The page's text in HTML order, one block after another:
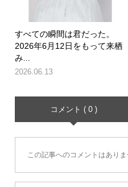
すべての瞬間は君だった。
2026年6月12日をもって来栖
み...
2026.06.13
コメント ( 0 )
この記事へのコメントはありま